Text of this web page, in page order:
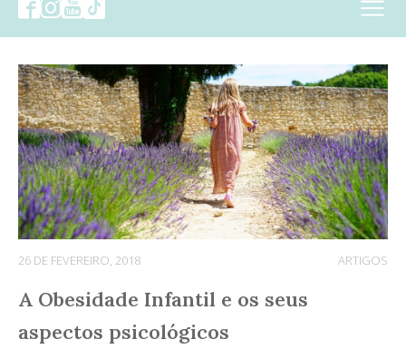
26 DE FEVEREIRO, 2018 ARTIGOS
A Obesidade Infantil e os seus
aspectos psicológicos